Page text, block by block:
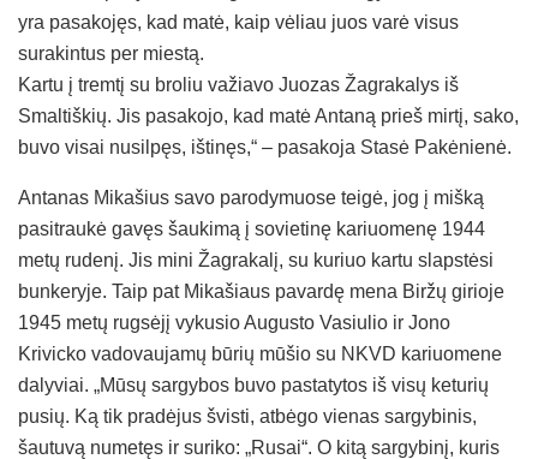
yra pasakojęs, kad matė, kaip vėliau juos varė visus
surakintus per miestą.
Kartu į tremtį su broliu važiavo Juozas Žagrakalys iš
Smaltiškių. Jis pasakojo, kad matė Antaną prieš mirtį, sako,
buvo visai nusilpęs, ištinęs,“ – pasakoja Stasė Pakėnienė.
Antanas Mikašius savo parodymuose teigė, jog į mišką
pasitraukė gavęs šaukimą į sovietinę kariuomenę 1944
metų rudenį. Jis mini Žagrakalį, su kuriuo kartu slapstėsi
bunkeryje. Taip pat Mikašiaus pavardę mena Biržų girioje
1945 metų rugsėjį vykusio Augusto Vasiulio ir Jono
Krivicko vadovaujamų būrių mūšio su NKVD kariuomene
dalyviai. „Mūsų sargybos buvo pastatytos iš visų keturių
pusių. Ką tik pradėjus švisti, atbėgo vienas sargybinis,
šautuvą numetęs ir suriko: „Rusai“. O kitą sargybinį, kuris